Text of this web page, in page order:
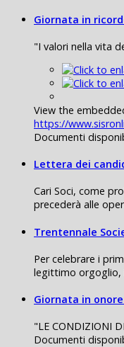
Giornata in
"I valori nella vita
View the
https://
Documenti
Lettera dei
Cari Soci, come
precederà alle
Trentennale
Per celebrare i
legittimo orgoglio,
Giornata in
"LE CONDIZIONI
Documenti